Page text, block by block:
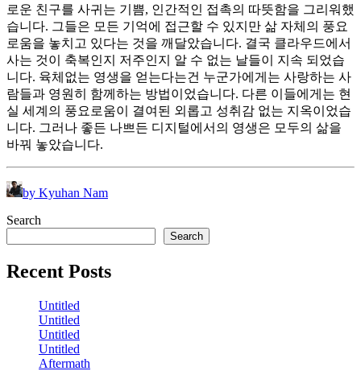
로운 친구를 사귀는 기쁨, 인간적인 접촉의 따뜻함을 그리워했
습니다. 그들은 모든 기억에 접근할 수 있지만 삶 자체의 풍요
로움을 놓치고 있다는 것을 깨달았습니다. 결국 클라우드에서
사는 것이 축복인지 저주인지 알 수 없는 날들이 지속 되었습
니다. 육체없는 영생을 얻는다는건 누군가에게는 사랑하는 사
람들과 영원히 함께하는 방법이었습니다. 다른 이들에게는 현
실 세계의 풍요로움이 결여된 외롭고 성취감 없는 지옥이었습
니다. 그러나 좋든 나쁘든 디지털에서의 영생은 모두의 삶을
바꿔 놓았습니다.
by Kyuhan Nam
Search
Search
Recent Posts
Untitled
Untitled
Untitled
Untitled
Aftermath